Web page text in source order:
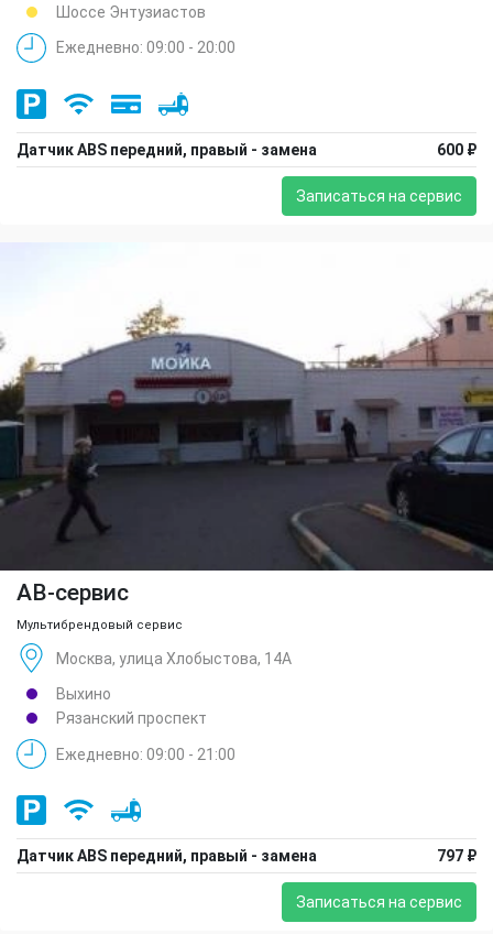
Шоссе Энтузиастов
Ежедневно: 09:00 - 20:00
Датчик ABS передний, правый - замена 600 ₽
Записаться на сервис
АВ-сервис
Мультибрендовый сервис
Москва, улица Хлобыстова, 14А
Выхино
Рязанский проспект
Ежедневно: 09:00 - 21:00
Датчик ABS передний, правый - замена 797 ₽
Записаться на сервис